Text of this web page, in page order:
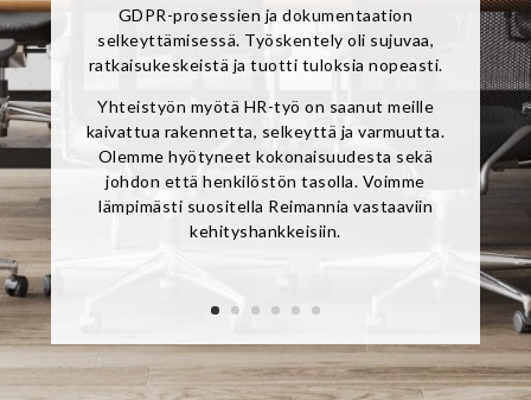
GDPR-prosessien ja dokumentaation
selkeyttämisessä. Työskentely oli sujuvaa,
ratkaisukeskeistä ja tuotti tuloksia nopeasti.
Yhteistyön myötä HR-työ on saanut meille
kaivattua rakennetta, selkeyttä ja varmuutta.
Olemme hyötyneet kokonaisuudesta sekä
johdon että henkilöstön tasolla. Voimme
lämpimästi suositella Reimannia vastaaviin
kehityshankkeisiin.